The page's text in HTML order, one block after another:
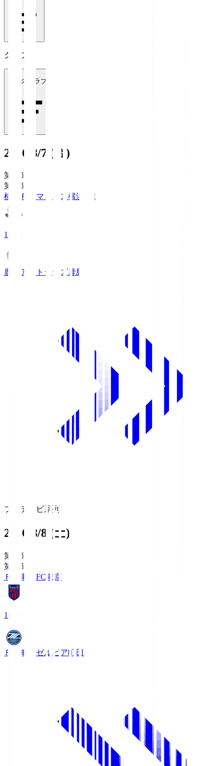
クラブ
全てのクラブ
2026/8/7 (金)
第1節
第1節
横浜Ｆ・マリノス横浜FM
19:25
鹿島アントラーズ鹿島
フジテレビ系列
2026/8/8 (土)
第1節
第1節
ＦＣ東京 FC東京
19:00
ＦＣ町田ゼルビア町田